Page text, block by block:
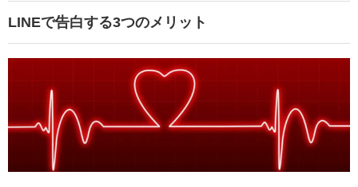
LINEで告白する3つのメリット